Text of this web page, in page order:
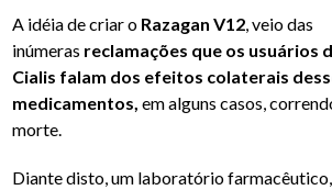
A idéia de criar o Razagan V12, veio das
inúmeras reclamações que os usuários
Cialis falam dos efeitos colaterais
medicamentos, em alguns casos,
morte.
Diante disto, um laboratório